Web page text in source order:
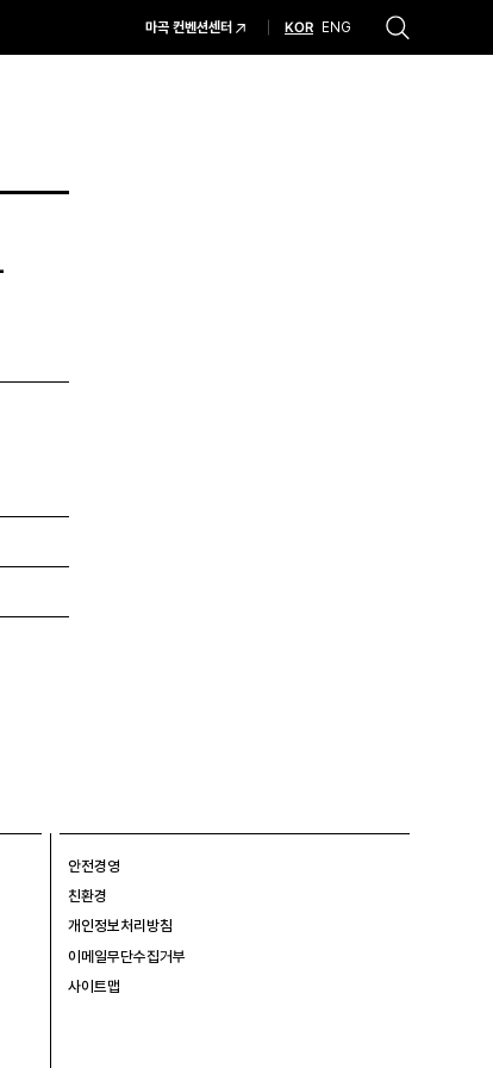
마곡 컨벤션센터 KOR ENG
안전경영
친환경
개인정보처리방침
이메일무단수집거부
사이트맵